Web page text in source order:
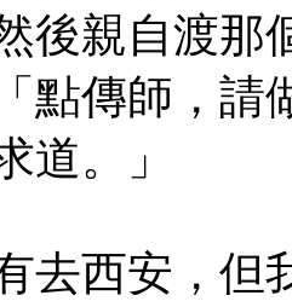
後親自渡那
點傳師，請
道。」
去西安，但